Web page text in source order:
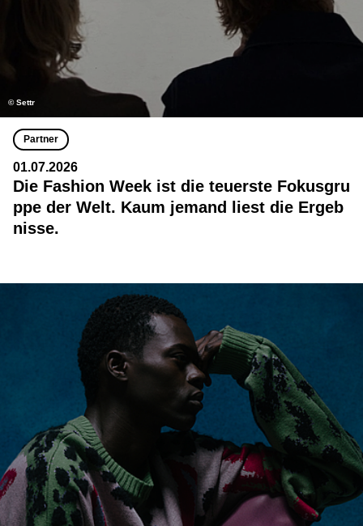
© Settr
Partner
01.07.2026
Die Fashion Week ist die teuerste Fokusgru
ppe der Welt. Kaum jemand liest die Ergeb
nisse.